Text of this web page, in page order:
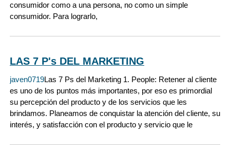
consumidor como a una persona, no como un simple
consumidor. Para lograrlo,
LAS 7 P's DEL MARKETING
javen0719Las 7 Ps del Marketing 1. People: Retener al cliente
es uno de los puntos más importantes, por eso es primordial
su percepción del producto y de los servicios que les
brindamos. Planeamos de conquistar la atención del cliente, su
interés, y satisfacción con el producto y servicio que le